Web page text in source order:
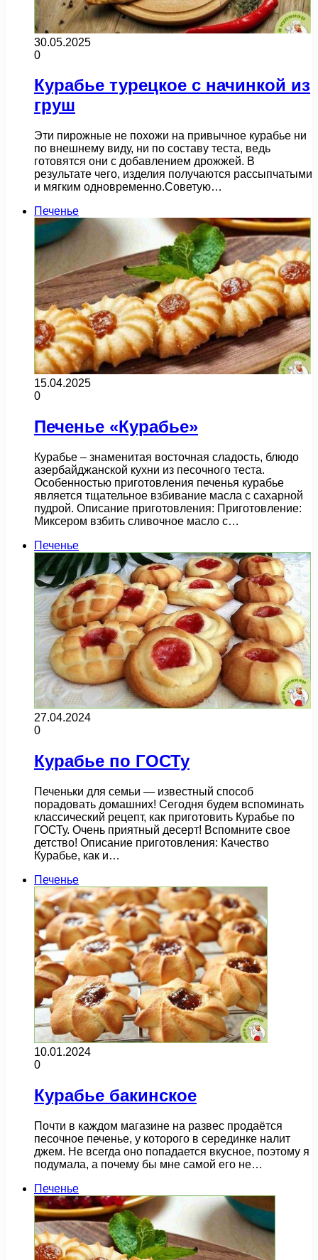
30.05.2025
0
Курабье турецкое с начинкой из
груш
Эти пирожные не похожи на привычное курабье ни
по внешнему виду, ни по составу теста, ведь
готовятся они с добавлением дрожжей. В
результате чего, изделия получаются рассыпчатыми
и мягким одновременно.Советую…
Печенье
15.04.2025
0
Печенье «Курабье»
Курабье – знаменитая восточная сладость, блюдо
азербайджанской кухни из песочного теста.
Особенностью приготовления печенья курабье
является тщательное взбивание масла с сахарной
пудрой. Описание приготовления: Приготовление:
Миксером взбить сливочное масло с…
Печенье
27.04.2024
0
Курабье по ГОСТу
Печеньки для семьи — известный способ
порадовать домашних! Сегодня будем вспоминать
классический рецепт, как приготовить Курабье по
ГОСТу. Очень приятный десерт! Вспомните свое
детство! Описание приготовления: Качество
Курабье, как и…
Печенье
10.01.2024
0
Курабье бакинское
Почти в каждом магазине на развес продаётся
песочное печенье, у которого в серединке налит
джем. Не всегда оно попадается вкусное, поэтому я
подумала, а почему бы мне самой его не…
Печенье